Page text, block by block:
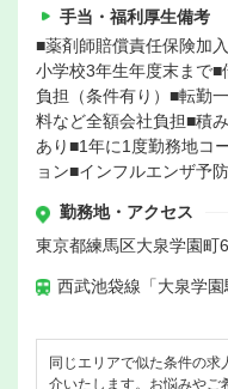
手当・福利厚生備考
■薬剤師賠償責任保険加
小学校3年生年度末まで
負担（条件有り）■転勤
料など全額会社負担■積
あり■1年に1度勤務地コ
ョン■インフルエンザ予
勤務地・アクセス
東京都練馬区大泉学園町
西武池袋線「大泉学
同じエリアで似た条件の
介いたします。お悩みやご